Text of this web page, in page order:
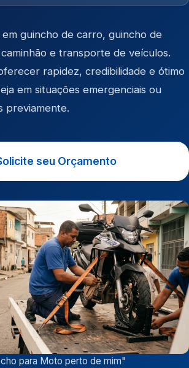
guincho de carro, guincho de
e transporte de veículos.
rapidez, credibilidade e ótimo
em situações emergenciais ou
previamente.
seu Orçamento
para Moto perto de mim"